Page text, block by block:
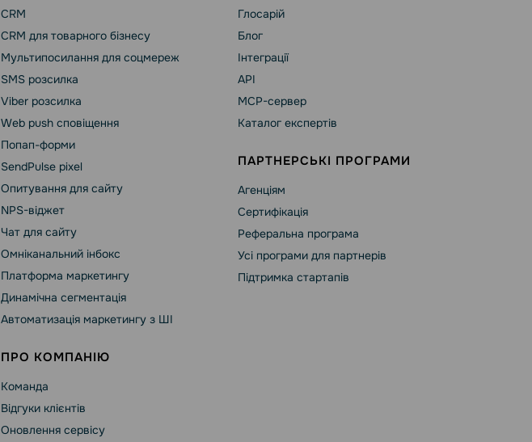
CRM
CRM для товарного бізнесу
Мультипосилання для соцмереж
SMS розсилка
Viber розсилка
Web push сповіщення
Попап-форми
SendPulse pixel
Опитування для сайту
NPS-віджет
Чат для сайту
Омніканальний інбокс
Платформа маркетингу
Динамічна сегментація
Автоматизація маркетингу з ШІ
ПРО КОМПАНІЮ
Команда
Відгуки клієнтів
Оновлення сервісу
Глосарій
Блог
Інтеграції
API
MCP-сервер
Каталог експертів
ПАРТНЕРСЬКІ ПРОГРАМИ
Агенціям
Сертифікація
Реферальна програма
Усі програми для партнерів
Підтримка стартапів